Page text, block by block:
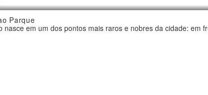
Parque
em um dos pontos mais raros e nobres da cidade: em
O tempo desacelera e a vida faz sentido. Porque viver